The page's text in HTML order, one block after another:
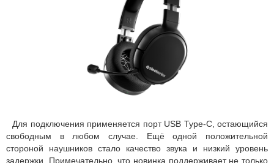
Для подключения применяется порт USB Type-С, остающийся
свободным в любом случае. Ещё одной положительной
стороной наушников стало качество звука и низкий уровень
задержки. Примечательно, что новинка поддерживает не только